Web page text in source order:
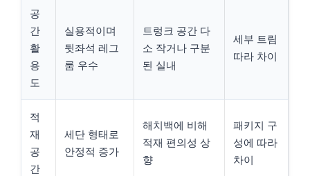
공
간
활
용
도
실용적이며
뒷좌석 레그
룸 우수
트렁크 공간 다
소 작거나 구분
된 실내
세부 트림
따라 차이
적
재
공
간
세단 형태로
안정적 증가
해치백에 비해
적재 편의성 상
향
패키지 구
성에 따라
차이